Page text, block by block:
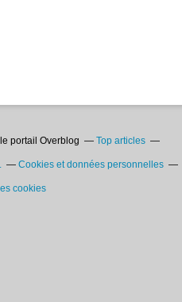
portail Overblog Top articles
Cookies et données personnelles
cookies